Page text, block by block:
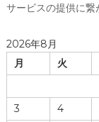
サービスの提供に繋
2026年8月
月
火
3
4